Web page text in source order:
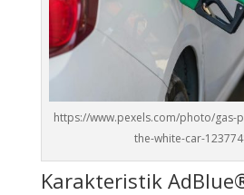
https://www.pexels.com/photo/gas-
the-white-car-
Karakteristik